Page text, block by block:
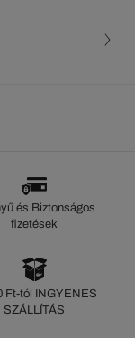
és Biztonságos
fizetések
Ft-tól INGYENES
SZÁLLÍTÁS